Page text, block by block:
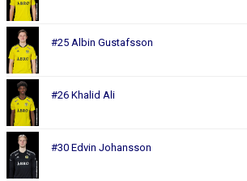
#25 Albin Gustafsson
#26 Khalid Ali
#30 Edvin Johansson